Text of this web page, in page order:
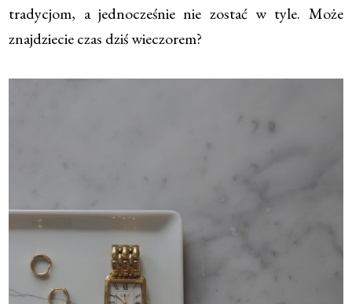
tradycjom, a jednocześnie nie zostać w tyle. Może
znajdziecie czas dziś wieczorem?